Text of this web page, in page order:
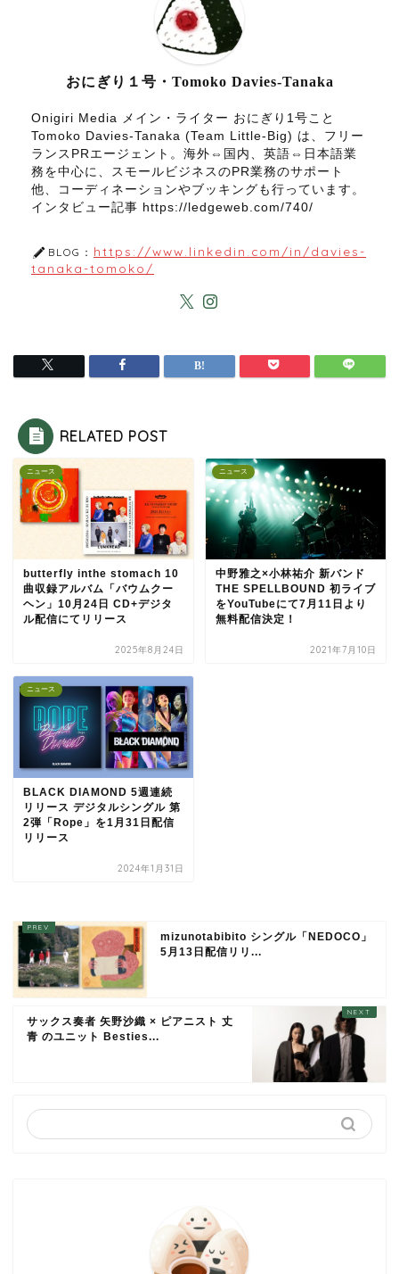
おにぎり１号・Tomoko Davies-Tanaka
Onigiri Media メイン・ライター おにぎり1号こと
Tomoko Davies-Tanaka (Team Little-Big) は、フリー
ランスPRエージェント。海外⇔国内、英語⇔日本語業
務を中心に、スモールビジネスのPR業務のサポート
他、コーディネーションやブッキングも行っています。
インタビュー記事 https://ledgeweb.com/740/
BLOG： https://www.linkedin.com/in/davies-
tanaka-tomoko/
RELATED POST
ニュース
butterfly inthe stomach 10
曲収録アルバム「バウムクー
ヘン」10月24日 CD+デジタ
ル配信にてリリース
2025年8月24日
ニュース
中野雅之×小林祐介 新バンド
THE SPELLBOUND 初ライブ
をYouTubeにて7月11日より
無料配信決定！
2021年7月10日
ニュース
BLACK DIAMOND 5週連続
リリース デジタルシングル 第
2弾「Rope」を1月31日配信
リリース
2024年1月31日
mizunotabibito シングル「NEDOCO」
5月13日配信リリ...
サックス奏者 矢野沙織 × ピアニスト 丈
青 のユニット Besties...